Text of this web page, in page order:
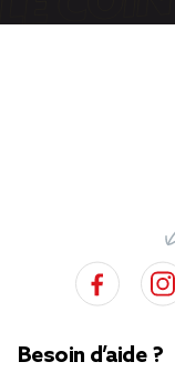
Besoin d’aide ?